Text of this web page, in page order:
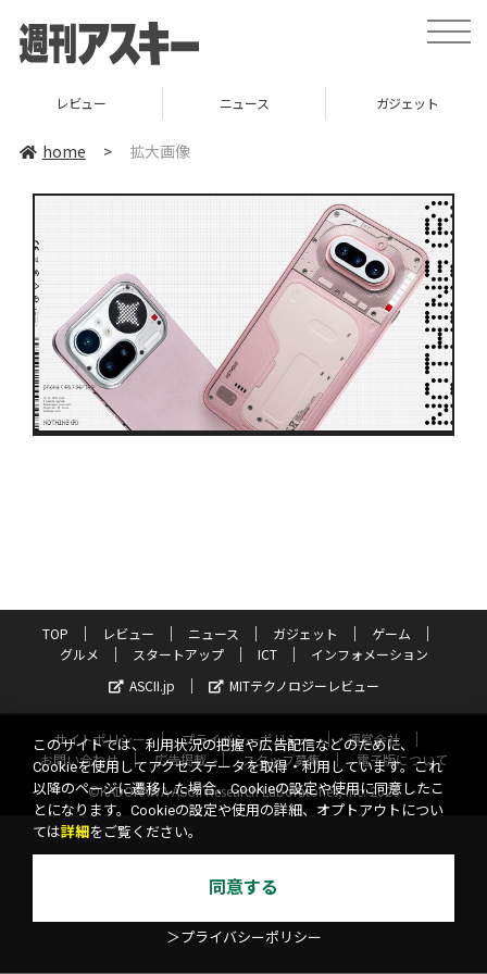
toggle
レビュー ニュース ガジェット
home > 拡大画像
TOP レビュー ニュース ガジェット
ゲーム
グルメ
スタートアップ ICT
インフォメーション
ASCII.jp
MITテクノロジーレビュー
サイトポリシー プライバシーポリシー
運営会社
お問い合わせ
広告掲載 スタッフ募集
電子版について
©KADOKAWA ASCII Research Laboratories, Inc. 2026
このサイトでは、利用状況の把握や広告配信などのために、
Cookieを使用してアクセスデータを取得・利用しています。これ
以降のページに遷移した場合、Cookieの設定や使用に同意したこ
とになります。Cookieの設定や使用の詳細、オプトアウトについ
ては詳細 をご覧ください。
同意する
＞プライバシーポリシー